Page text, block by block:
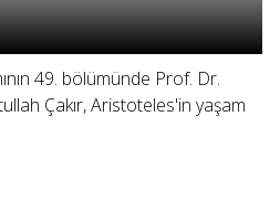
49. bölümünde Prof. Dr.
Çakır, Aristoteles'in yaşam